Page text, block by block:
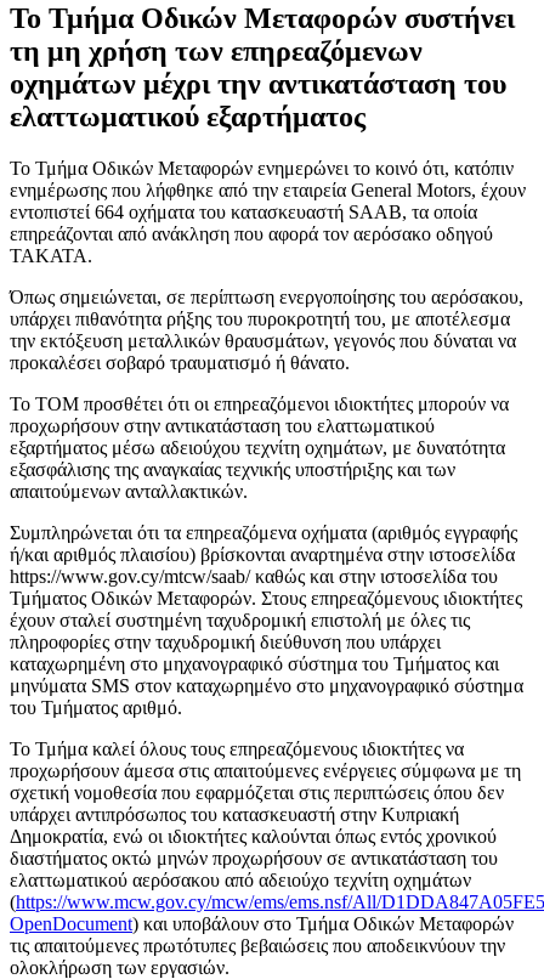
Το Τμήμα Οδικών Μεταφορών συστήνει
τη μη χρήση των επηρεαζόμενων
οχημάτων μέχρι την αντικατάσταση του
ελαττωματικού εξαρτήματος
Το Τμήμα Οδικών Μεταφορών ενημερώνει το κοινό ότι, κατόπιν
ενημέρωσης που λήφθηκε από την εταιρεία General Motors, έχουν
εντοπιστεί 664 οχήματα του κατασκευαστή SAAB, τα οποία
επηρεάζονται από ανάκληση που αφορά τον αερόσακο οδηγού
ΤΑΚΑΤΑ.
Όπως σημειώνεται, σε περίπτωση ενεργοποίησης του αερόσακου,
υπάρχει πιθανότητα ρήξης του πυροκροτητή του, με αποτέλεσμα
την εκτόξευση μεταλλικών θραυσμάτων, γεγονός που δύναται να
προκαλέσει σοβαρό τραυματισμό ή θάνατο.
Το ΤΟΜ προσθέτει ότι οι επηρεαζόμενοι ιδιοκτήτες μπορούν να
προχωρήσουν στην αντικατάσταση του ελαττωματικού
εξαρτήματος μέσω αδειούχου τεχνίτη οχημάτων, με δυνατότητα
εξασφάλισης της αναγκαίας τεχνικής υποστήριξης και των
απαιτούμενων ανταλλακτικών.
Συμπληρώνεται ότι τα επηρεαζόμενα οχήματα (αριθμός εγγραφής
ή/και αριθμός πλαισίου) βρίσκονται αναρτημένα στην ιστοσελίδα
https://www.gov.cy/mtcw/saab/ καθώς και στην ιστοσελίδα του
Τμήματος Οδικών Μεταφορών. Στους επηρεαζόμενους ιδιοκτήτες
έχουν σταλεί συστημένη ταχυδρομική επιστολή με όλες τις
πληροφορίες στην ταχυδρομική διεύθυνση που υπάρχει
καταχωρημένη στο μηχανογραφικό σύστημα του Τμήματος και
μηνύματα SMS στον καταχωρημένο στο μηχανογραφικό σύστημα
του Τμήματος αριθμό.
Το Τμήμα καλεί όλους τους επηρεαζόμενους ιδιοκτήτες να
προχωρήσουν άμεσα στις απαιτούμενες ενέργειες σύμφωνα με τη
σχετική νομοθεσία που εφαρμόζεται στις περιπτώσεις όπου δεν
υπάρχει αντιπρόσωπος του κατασκευαστή στην Κυπριακή
Δημοκρατία, ενώ οι ιδιοκτήτες καλούνται όπως εντός χρονικού
διαστήματος οκτώ μηνών προχωρήσουν σε αντικατάσταση του
ελαττωματικού αερόσακου από αδειούχο τεχνίτη οχημάτων
(https://www.mcw.gov.cy/mcw/ems/ems.nsf/All/
OpenDocument) και υποβάλουν στο Τμήμα Οδικών Μεταφορών
τις απαιτούμενες πρωτότυπες βεβαιώσεις που αποδεικνύουν την
ολοκλήρωση των εργασιών.